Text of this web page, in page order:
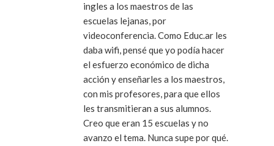
ingles a los maestros de las
escuelas lejanas, por
videoconferencia. Como Educ.ar les
daba wifi, pensé que yo podía hacer
el esfuerzo económico de dicha
acción y enseñarles a los maestros,
con mis profesores, para que ellos
les transmitieran a sus alumnos.
Creo que eran 15 escuelas y no
avanzo el tema. Nunca supe por qué.